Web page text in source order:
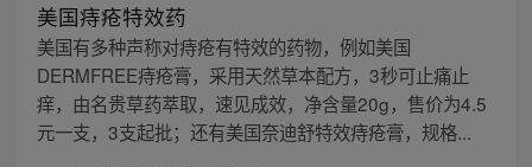
美国痔疮特效药
美国有多种声称对痔疮有特效的药物，例如美国
DERMFREE痔疮膏，采用天然草本配方，3秒可止痛止
痒，由名贵草药萃取，速见成效，净含量20g，售价为4.5
元一支，3支起批；还有美国奈迪舒特效痔疮膏，规格...